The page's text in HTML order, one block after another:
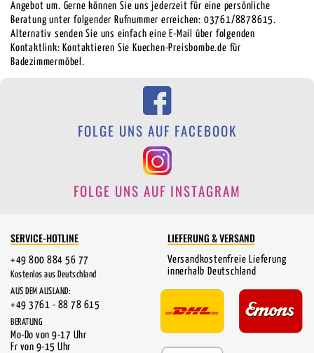
Angebot um. Gerne können Sie uns jederzeit für eine persönliche
Beratung unter folgender Rufnummer erreichen: 03761/8878615.
Alternativ senden Sie uns einfach eine E-Mail über folgenden
Kontaktlink: Kontaktieren Sie Kuechen-Preisbombe.de für
Badezimmermöbel.
FOLGE UNS AUF FACEBOOK
FOLGE UNS AUF INSTAGRAM
SERVICE-HOTLINE
+49 800 884 56 77
Kostenlos aus Deutschland
AUS DEM AUSLAND:
+49 3761 - 88 78 615
BERATUNG
Mo-Do von 9-17 Uhr
Fr von 9-15 Uhr
LIEFERUNG & VERSAND
Versandkostenfreie Lieferung
innerhalb Deutschland